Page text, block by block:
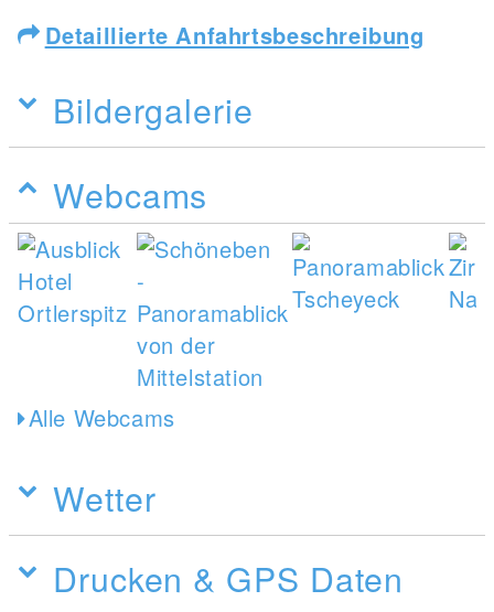
Detaillierte Anfahrtsbeschreibung
Bildergalerie
Webcams
Alle Webcams
Wetter
Drucken & GPS Daten